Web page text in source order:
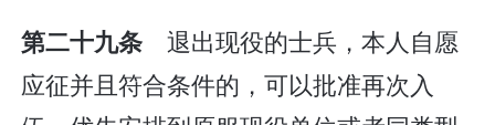
第二十九条 退出现役的士兵，本人自愿
应征并且符合条件的，可以批准再次入